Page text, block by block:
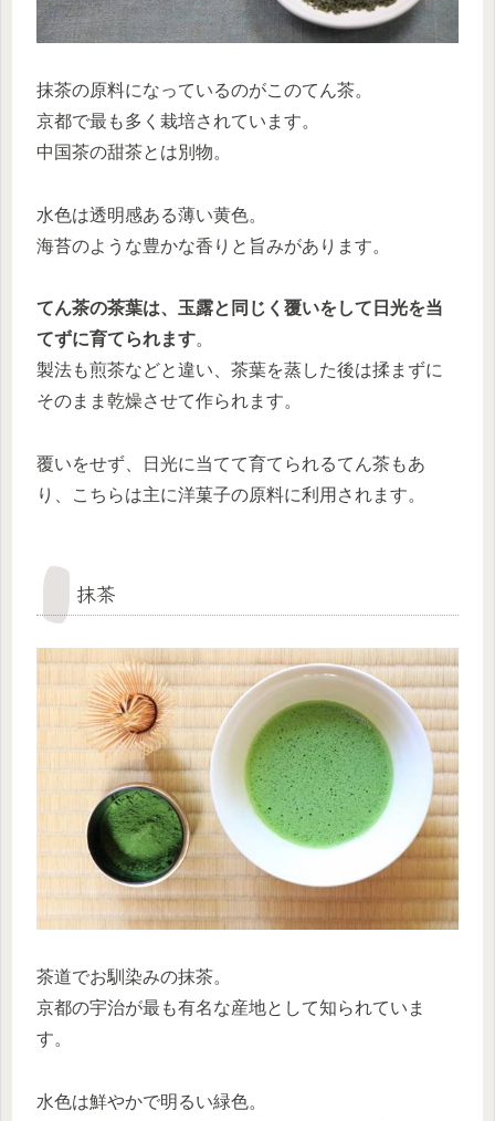
抹茶の原料になっているのがこのてん茶。
京都で最も多く栽培されています。
中国茶の甜茶とは別物。
水色は透明感ある薄い黄色。
海苔のような豊かな香りと旨みがあります。
てん茶の茶葉は、玉露と同じく覆いをして日光を当
てずに育てられます。
製法も煎茶などと違い、茶葉を蒸した後は揉まずに
そのまま乾燥させて作られます。
覆いをせず、日光に当てて育てられるてん茶もあ
り、こちらは主に洋菓子の原料に利用されます。
抹茶
茶道でお馴染みの抹茶。
京都の宇治が最も有名な産地として知られていま
す。
水色は鮮やかで明るい緑色。